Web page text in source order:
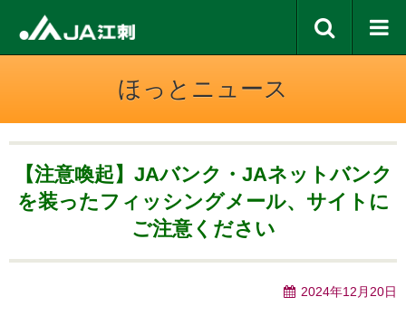
ほっとニュース
【注意喚起】JAバンク・JAネットバンク
を装ったフィッシングメール、サイトに
ご注意ください
2024年12月20日